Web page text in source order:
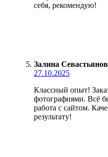
себя, рекомендую!
Залина
27.10.2025
Классный опыт!
фотографиями. Всё
работа с сайтом.
результату!